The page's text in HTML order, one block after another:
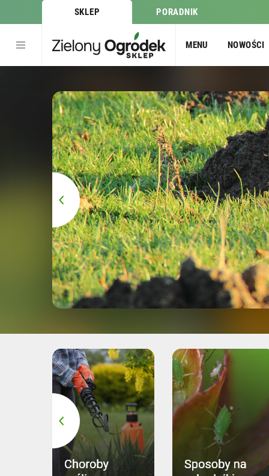
SKLEP PORADNIK
MENU NOWOŚCI